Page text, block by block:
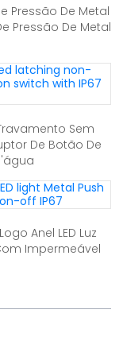
Pressão De Metal
Pressão De Metal
Sem
De Botão De
Anel LED Luz
Impermeável